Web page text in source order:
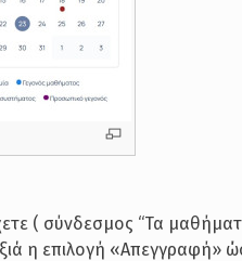
( σύνδεσμος “Τα
η επιλογή «Απεγγραφή»